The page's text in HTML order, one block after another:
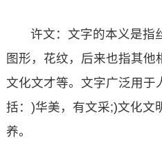
许文：文字的本义是指
图形，花纹，后来也指其他
文化文才等。文字广泛用于
括：)华美，有文采;)文化文
养。